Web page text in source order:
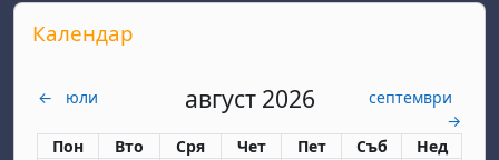
Прескочи Календар
Календар
← юли август 2026
септември
→
Понеделник
Пон вторник
Вто сряда
Сря четвъртък
Чет петък
Пет събота
Съб неделя
Нед